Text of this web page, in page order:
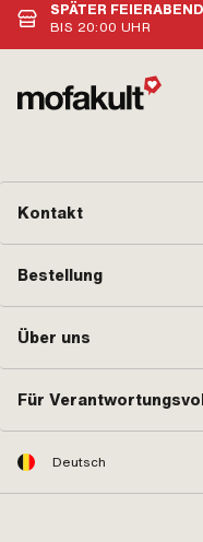
SPÄTER
BIS 20:00 UHR
Kontakt
Bestellung
Über uns
Für
Deutsch